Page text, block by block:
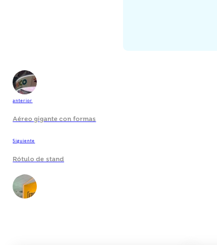
anterior
Aéreo gigante con formas
Siguiente
Rótulo de stand